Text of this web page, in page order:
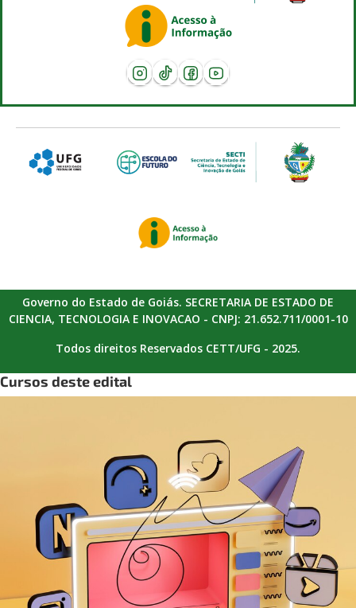
Governo do Estado de Goiás. SECRETARIA DE ESTADO DE
CIENCIA, TECNOLOGIA E INOVACAO - CNPJ: 21.652.711/0001-10
Todos direitos Reservados CETT/UFG - 2025.
Cursos deste edital